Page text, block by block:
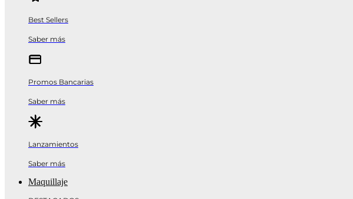
Best Sellers
Saber más
Promos Bancarias
Saber más
Lanzamientos
Saber más
Maquillaje